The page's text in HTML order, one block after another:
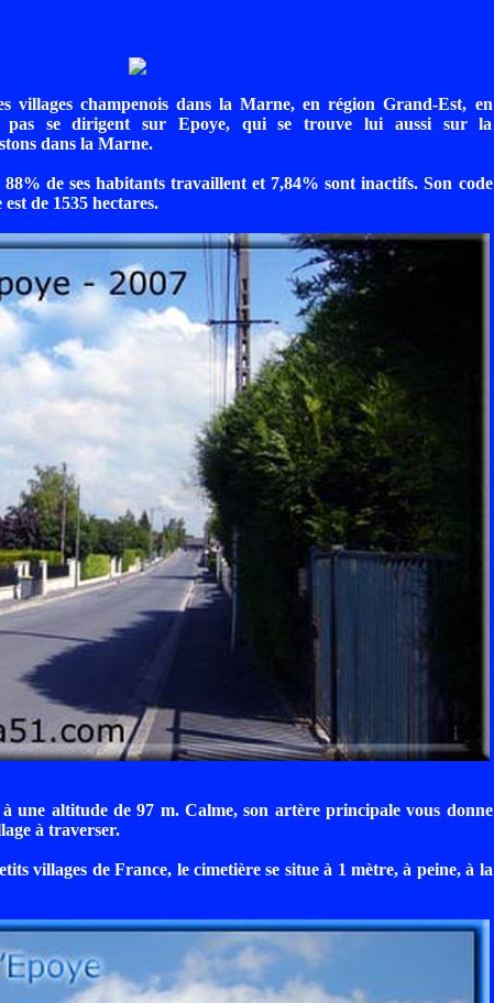
villages champenois dans la Marne, en région Grand-Est, en
pas se dirigent sur Epoye, qui se trouve lui aussi sur la
dans la Marne.
de ses habitants travaillent et 7,84% sont inactifs. Son code
de 1535 hectares.
une altitude de 97 m. Calme, son artère principale vous donne
à traverser.
villages de France, le cimetière se situe à 1 mètre, à peine, à la